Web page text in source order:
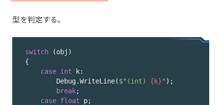
型を判定する。
switch (obj)
{
case int k:
        Debug.WriteLine(
$"(int) {k}" );
break;
case float p;